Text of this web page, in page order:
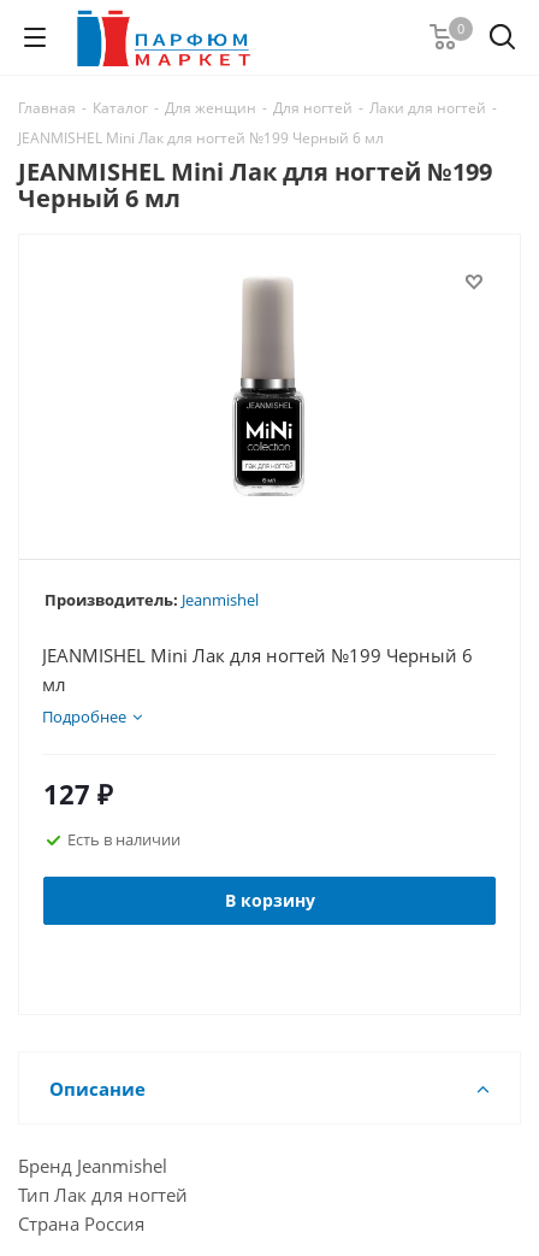
0
Главная - Каталог - Для женщин - Для ногтей - Лаки для ногтей -
JEANMISHEL Mini Лак для ногтей №199 Черный 6 мл
JEANMISHEL Mini Лак для ногтей №199
Черный 6 мл
Производитель: Jeanmishel
JEANMISHEL Mini Лак для ногтей №199 Черный 6
мл
Подробнее
127 ₽
Есть в наличии
В корзину
Описание
Бренд Jeanmishel
Тип Лак для ногтей
Страна Россия